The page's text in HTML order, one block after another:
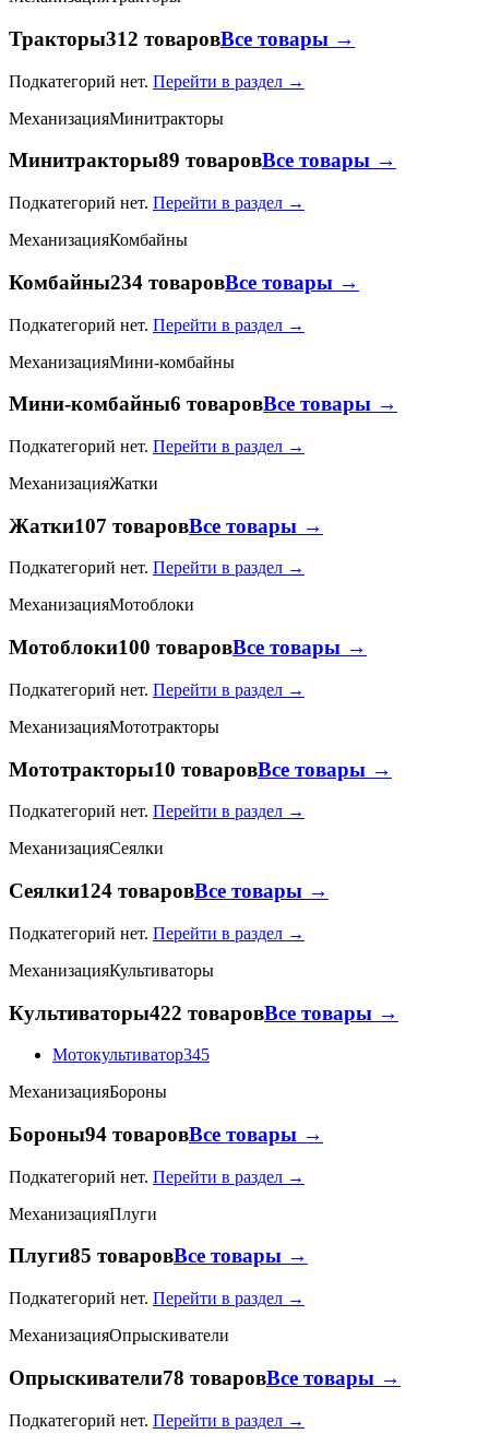
Тракторы312 товаровВсе товары →
Подкатегорий нет. Перейти в раздел →
МеханизацияМинитракторы
Минитракторы89 товаровВсе товары →
Подкатегорий нет. Перейти в раздел →
МеханизацияКомбайны
Комбайны234 товаровВсе товары →
Подкатегорий нет. Перейти в раздел →
МеханизацияМини-комбайны
Мини-комбайны6 товаровВсе товары →
Подкатегорий нет. Перейти в раздел →
МеханизацияЖатки
Жатки107 товаровВсе товары →
Подкатегорий нет. Перейти в раздел →
МеханизацияМотоблоки
Мотоблоки100 товаровВсе товары →
Подкатегорий нет. Перейти в раздел →
МеханизацияМототракторы
Мототракторы10 товаровВсе товары →
Подкатегорий нет. Перейти в раздел →
МеханизацияСеялки
Сеялки124 товаровВсе товары →
Подкатегорий нет. Перейти в раздел →
МеханизацияКультиваторы
Культиваторы422 товаровВсе товары →
Мотокультиватор345
МеханизацияБороны
Бороны94 товаровВсе товары →
Подкатегорий нет. Перейти в раздел →
МеханизацияПлуги
Плуги85 товаровВсе товары →
Подкатегорий нет. Перейти в раздел →
МеханизацияОпрыскиватели
Опрыскиватели78 товаровВсе товары →
Подкатегорий нет. Перейти в раздел →